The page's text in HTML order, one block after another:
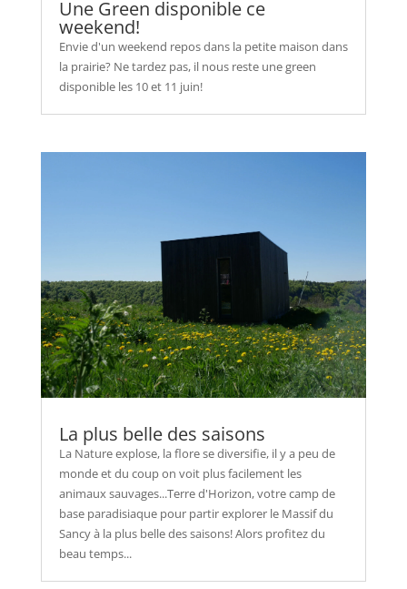
Une Green disponible ce
weekend!
Envie d'un weekend repos dans la petite maison dans
la prairie? Ne tardez pas, il nous reste une green
disponible les 10 et 11 juin!
La plus belle des saisons
La Nature explose, la flore se diversifie, il y a peu de
monde et du coup on voit plus facilement les
animaux sauvages...Terre d'Horizon, votre camp de
base paradisiaque pour partir explorer le Massif du
Sancy à la plus belle des saisons! Alors profitez du
beau temps...